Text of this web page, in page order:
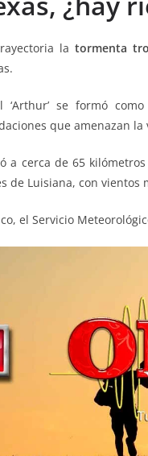
p
p
g
er
m tir
latormenta
‘Arthur’ se formó
que amenazan la
a cerca de 65
de Luisiana, con
el Servicio